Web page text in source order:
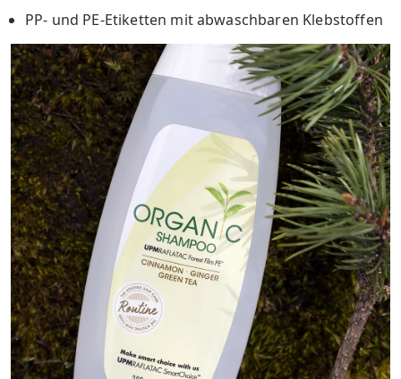
PP- und PE-Etiketten mit abwaschbaren Klebstoffen